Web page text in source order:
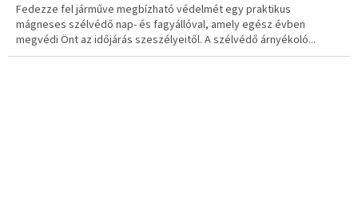
Fedezze fel járműve megbízható védelmét egy praktikus
mágneses szélvédő nap- és fagyállóval, amely egész évben
megvédi Önt az időjárás szeszélyeitől. A szélvédő árnyékoló...